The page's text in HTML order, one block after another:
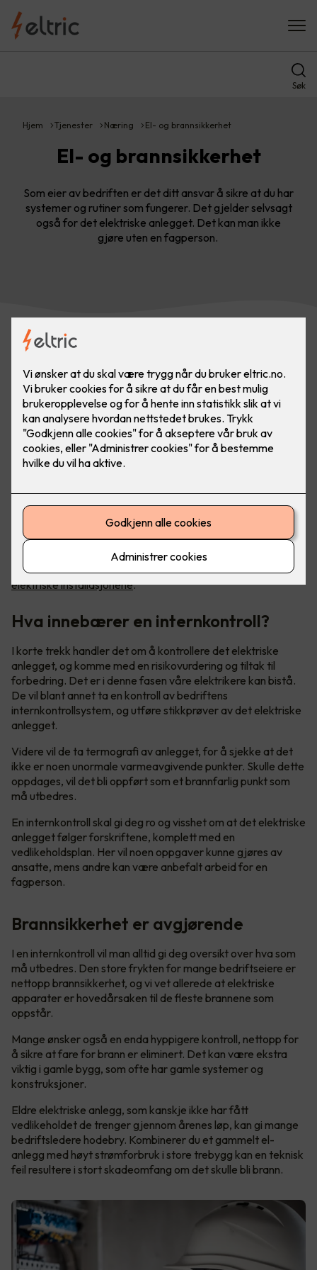
Søk
Hjem Tjenester Næring El- og brannsikkerhet
El- og brannsikkerhet
Som eier av bedriften er det ditt ansvar å sikre at du har
systemer og rutiner som fungerer. Det gjelder selvsagt
også for det elektriske anlegget. Det kan man ikke
gjøre uten en fagperson.
Internkontroll er et av de viktigste verktøyene du har for å
kvalitetssikre at regelverket etterleves –også til de
elektriske installasjonene.
Hva innebærer en internkontroll?
I korte trekk handler det om å kontrollere det elektriske
anlegget, og komme med en risikovurdering og tiltak til
forbedring. Det er i denne fasen våre elektrikere kan bistå.
De vil blant annet ta en kontroll av bedriftens
internkontrollsystem, og utføre stikkprøver av det elektriske
anlegget.
Videre vil de ta termografi av anlegget, for å sjekke at det
ikke er noen unormale varmeavgivende punkter. Skulle dette
oppdages, vil det bli oppført som et brannfarlig punkt som
må utbedres.
En internkontroll skal gi deg ro og visshet om at det elektriske
anlegget følger forskriftene, komplett med en
vedlikeholdsplan. Her vil noen oppgaver kunne gjøres av
ansatte, mens andre kan være anbefalt arbeid for en
fagperson.
Brannsikkerhet er avgjørende
I en internkontroll vil man alltid gi deg oversikt over hva som
må utbedres. Den store frykten for mange bedriftseiere er
nettopp brannsikkerhet, og vi vet allerede at elektriske
apparater er hovedårsaken til de fleste brannene som
oppstår.
Mange ønsker også en enda hyppigere kontroll, nettopp for
å sikre at fare for brann er eliminert. Det kan være ekstra
viktig i gamle bygg, som ofte har gamle systemer og
konstruksjoner.
Eldre elektriske anlegg, som kanskje ikke har fått
vedlikeholdet de trenger gjennom årenes løp, kan gi mange
bedriftsledere hodebry. Kombinerer du et gammelt el-
anlegg med høyt strømforbruk i store trebygg kan en teknisk
feil resultere i stort skadeomfang om det skulle bli brann.